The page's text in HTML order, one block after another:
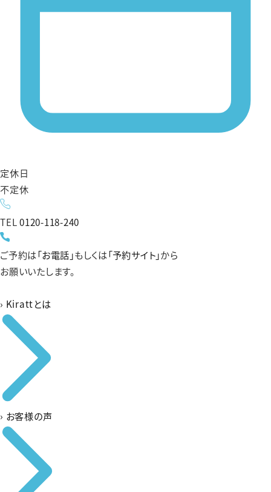
定休日
不定休
TEL0120-118-240
ご予約は「お電話」もしくは「予約サイト」から
お願いいたします。
› Kirattとは
› お客様の声